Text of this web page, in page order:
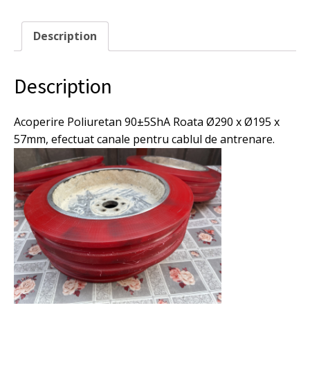
Ø290
57mm.Pret
pe
quantity
Description
Description
Acoperire Poliuretan 90±5ShA Roata Ø290 x Ø195 x
57mm, efectuat canale pentru cablul de antrenare.